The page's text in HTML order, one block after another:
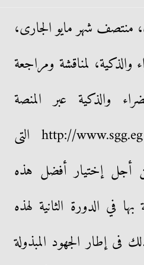
منتصف شهر مايو الجارى،
والذكية، لمناقشة ومراجعة
والذكية عبر المنصة
الإلكترونية للمبادرة http://www.sgg.eg التى
أجل إختيار أفضل هذه
في الدورة الثانية لهذه
فى إطار الجهود المبذولة